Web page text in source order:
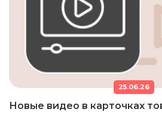
25.06.26
Новые видео в карточках